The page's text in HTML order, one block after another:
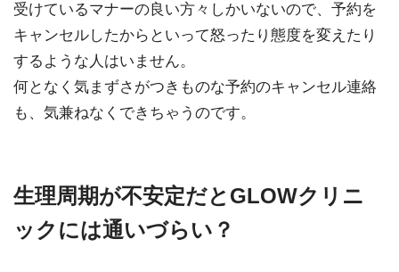
受けているマナーの良い方々しかいないので、予約を
キャンセルしたからといって怒ったり態度を変えたり
するような人はいません。
何となく気まずさがつきものな予約のキャンセル連絡
も、気兼ねなくできちゃうのです。
生理周期が不安定だとGLOWクリニ
ックには通いづらい？